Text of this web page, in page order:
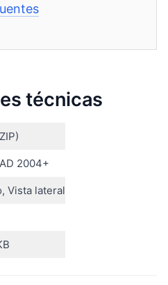
técnicas
2004+
Vista lateral